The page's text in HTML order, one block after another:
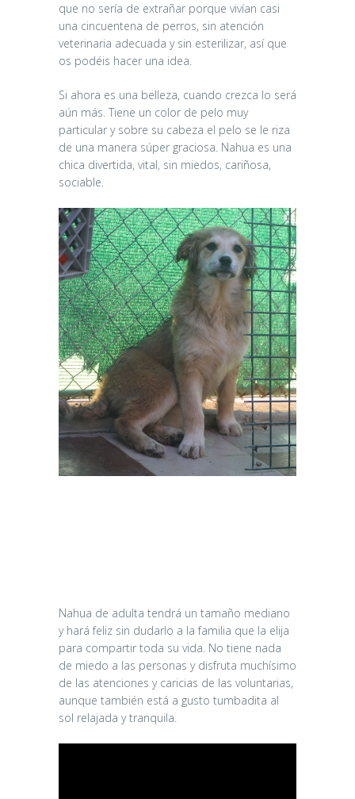
que no sería de extrañar porque vivían casi
una cincuentena de perros, sin atención
veterinaria adecuada y sin esterilizar, así que
os podéis hacer una idea.
Si ahora es una belleza, cuando crezca lo será
aún más. Tiene un color de pelo muy
particular y sobre su cabeza el pelo se le riza
de una manera súper graciosa. Nahua es una
chica divertida, vital, sin miedos, cariñosa,
sociable.
Nahua de adulta tendrá un tamaño mediano
y hará feliz sin dudarlo a la familia que la elija
para compartir toda su vida. No tiene nada
de miedo a las personas y disfruta muchísimo
de las atenciones y caricias de las voluntarias,
aunque también está a gusto tumbadita al
sol relajada y tranquila.